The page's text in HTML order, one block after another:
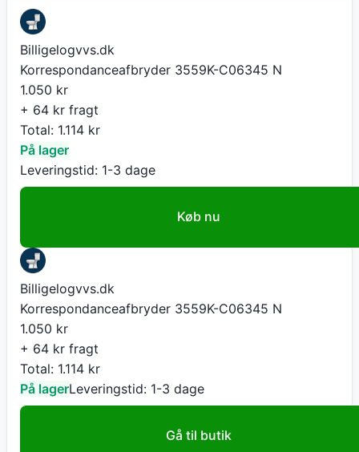
Billigelogvvs.dk
Korrespondanceafbryder 3559K-C06345 N
1.050 kr
+ 64 kr fragt
Total: 1.114 kr
På lager
Leveringstid: 1-3 dage
Køb nu
Billigelogvvs.dk
Korrespondanceafbryder 3559K-C06345 N
1.050 kr
+ 64 kr fragt
Total: 1.114 kr
På lagerLeveringstid: 1-3 dage
Gå til butik